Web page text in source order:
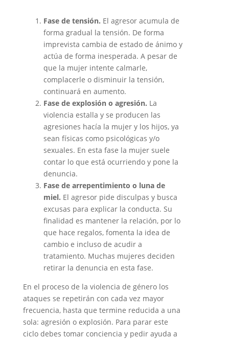
Fase de tensión. El agresor acumula de
forma gradual la tensión. De forma
imprevista cambia de estado de ánimo y
actúa de forma inesperada. A pesar de
que la mujer intente calmarle,
complacerle o disminuir la tensión,
continuará en aumento.
Fase de explosión o agresión. La
violencia estalla y se producen las
agresiones hacía la mujer y los hijos, ya
sean físicas como psicológicas y/o
sexuales. En esta fase la mujer suele
contar lo que está ocurriendo y pone la
denuncia.
Fase de arrepentimiento o luna de
miel. El agresor pide disculpas y busca
excusas para explicar la conducta. Su
finalidad es mantener la relación, por lo
que hace regalos, fomenta la idea de
cambio e incluso de acudir a
tratamiento. Muchas mujeres deciden
retirar la denuncia en esta fase.
En el proceso de la violencia de género los
ataques se repetirán con cada vez mayor
frecuencia, hasta que termine reducida a una
sola: agresión o explosión. Para parar este
ciclo debes tomar conciencia y pedir ayuda a